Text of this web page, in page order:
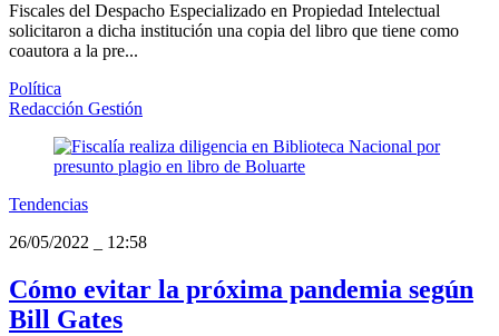
Fiscales del Despacho Especializado en Propiedad Intelectual
solicitaron a dicha institución una copia del libro que tiene como
coautora a la pre...
Política
Redacción Gestión
Tendencias
26/05/2022
12:58
Cómo evitar la próxima pandemia según
Bill Gates